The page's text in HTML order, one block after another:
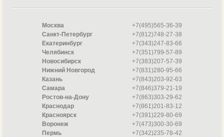
Москва
+7(495)565-36-39
Санкт-Петербург
+7(812)748-27-38
Екатеринбург
+7(343)247-83-66
Челябинск
+7(351)799-57-89
Новосибирск
+7(383)207-57-39
Нижний Новгород
+7(831)280-95-66
Казань
+7(843)203-92-63
Самара
+7(846)379-21-19
Ростов-на-Дону
+7(863)303-29-62
Краснодар
+7(861)201-83-12
Красноярск
+7(391)229-80-69
Воронеж
+7(473)300-30-69
Пермь
+7(342)235-78-42